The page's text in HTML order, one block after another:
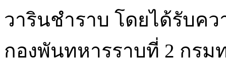
วารินชำราบ โดยได้รับค
กองพันทหารราบที่ 2 กรม